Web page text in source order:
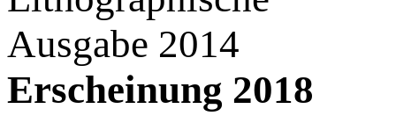
Ausgabe 2014
Erscheinung 2018